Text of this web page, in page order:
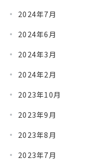
2024年7月
2024年6月
2024年3月
2024年2月
2023年10月
2023年9月
2023年8月
2023年7月